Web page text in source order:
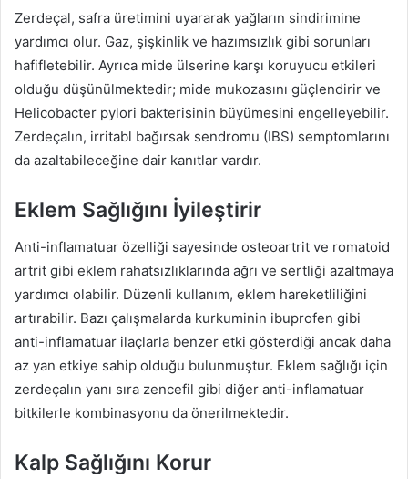
Zerdeçal, safra üretimini uyararak yağların sindirimine
yardımcı olur. Gaz, şişkinlik ve hazımsızlık gibi sorunları
hafifletebilir. Ayrıca mide ülserine karşı koruyucu etkileri
olduğu düşünülmektedir; mide mukozasını güçlendirir ve
Helicobacter pylori bakterisinin büyümesini engelleyebilir.
Zerdeçalın, irritabl bağırsak sendromu (IBS) semptomlarını
da azaltabileceğine dair kanıtlar vardır.
Eklem Sağlığını İyileştirir
Anti-inflamatuar özelliği sayesinde osteoartrit ve romatoid
artrit gibi eklem rahatsızlıklarında ağrı ve sertliği azaltmaya
yardımcı olabilir. Düzenli kullanım, eklem hareketliliğini
artırabilir. Bazı çalışmalarda kurkuminin ibuprofen gibi
anti-inflamatuar ilaçlarla benzer etki gösterdiği ancak daha
az yan etkiye sahip olduğu bulunmuştur. Eklem sağlığı için
zerdeçalın yanı sıra zencefil gibi diğer anti-inflamatuar
bitkilerle kombinasyonu da önerilmektedir.
Kalp Sağlığını Korur